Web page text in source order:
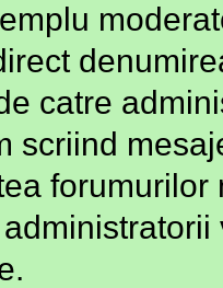
catre
scriind